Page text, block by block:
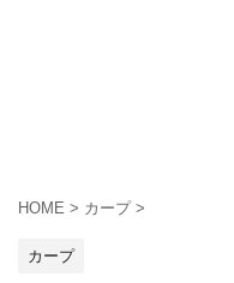
HOME > カープ >
カープ